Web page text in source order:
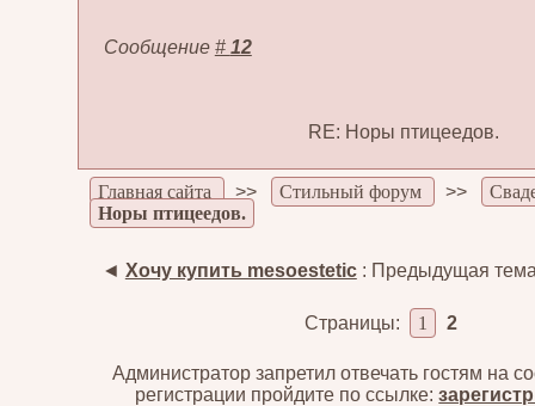
Сообщение # 12
RE: Норы птицеедов.
Главная сайта >> Стильный форум >>
Норы птицеедов.
◄ Хочу купить mesoestetic: Предыдущая
Страницы: 1 2
Администратор запретил отвечать гостям на
регистрации пройдите по ссылке: